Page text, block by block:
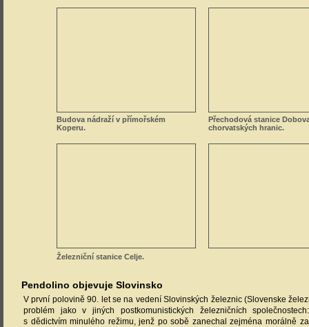
Budova nádraží v přímořském
Koperu.
Přechodová stanice
chorvatských hranic.
Železniční stanice Celje.
Pendolino objevuje Slovinsko
V první polovině 90. let se na vedení Slovinských železnic (Slovenske
problém jako v jiných postkomunistických železničních
s dědictvím minulého režimu, jenž po sobě zanechal zejména morálně